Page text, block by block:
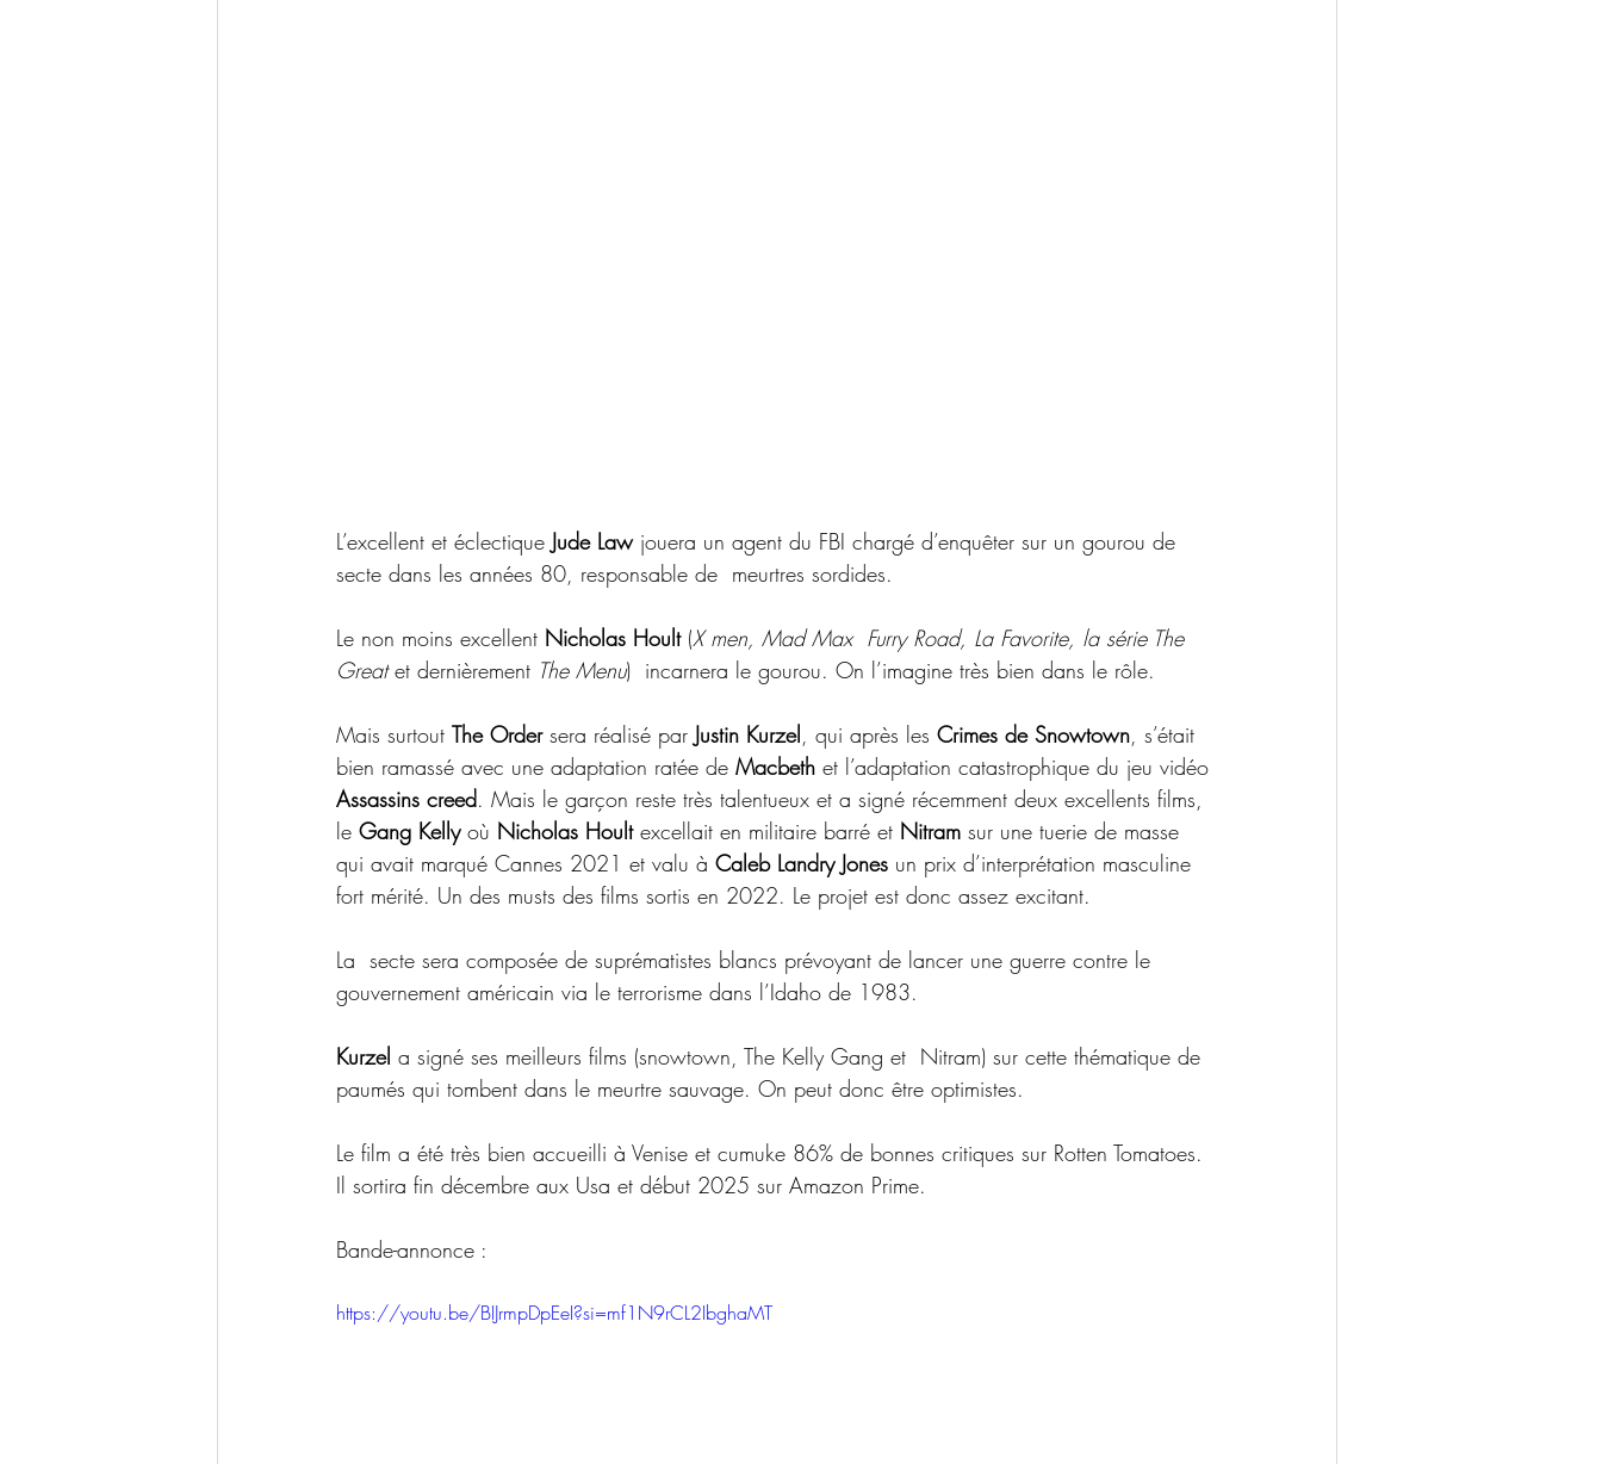
L’excellent et éclectique Jude Law jouera un agent du FBI chargé d’enquêter sur un gourou de
secte dans les années 80, responsable de  meurtres sordides.
Le non moins excellent Nicholas Hoult (X men, Mad Max  Furry Road, La Favorite, la série The
Great et dernièrement The Menu)  incarnera le gourou. On l’imagine très bien dans le rôle.
Mais surtout The Order sera réalisé par Justin Kurzel, qui après les Crimes de Snowtown, s’était
bien ramassé avec une adaptation ratée de Macbeth et l’adaptation catastrophique du jeu vidéo
Assassins creed. Mais le garçon reste très talentueux et a signé récemment deux excellents films,
le Gang Kelly où Nicholas Hoult excellait en militaire barré et Nitram sur une tuerie de masse
qui avait marqué Cannes 2021 et valu à Caleb Landry Jones un prix d’interprétation masculine
fort mérité. Un des musts des films sortis en 2022. Le projet est donc assez excitant.
La  secte sera composée de suprématistes blancs prévoyant de lancer une guerre contre le
gouvernement américain via le terrorisme dans l’Idaho de 1983.
Kurzel a signé ses meilleurs films (snowtown, The Kelly Gang et  Nitram) sur cette thématique de
paumés qui tombent dans le meurtre sauvage. On peut donc être optimistes.
Le film a été très bien accueilli à Venise et cumuke 86% de bonnes critiques sur Rotten Tomatoes.
Il sortira fin décembre aux Usa et début 2025 sur Amazon Prime.
Bande-annonce :
https://youtu.be/BIJrmpDpEeI?si=mf1N9rCL2IbghaMT